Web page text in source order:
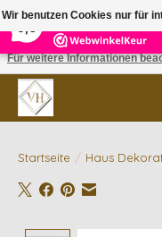
5
✓ Gratis verzending vanaf
Startseite / Haus
Wir benutzen Cookies nur für
Ist das in
Für weitere Informationen